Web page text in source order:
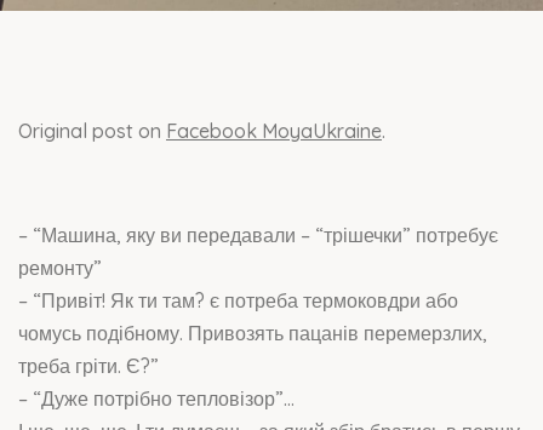
Original post on Facebook MoyaUkraine.
– “Машина, яку ви передавали – “трішечки” потребує
ремонту”
– “Привіт! Як ти там? є потреба термоковдри або
чомусь подібному. Привозять пацанів перемерзлих,
треба гріти. Є?”
– “Дуже потрібно тепловізор”…